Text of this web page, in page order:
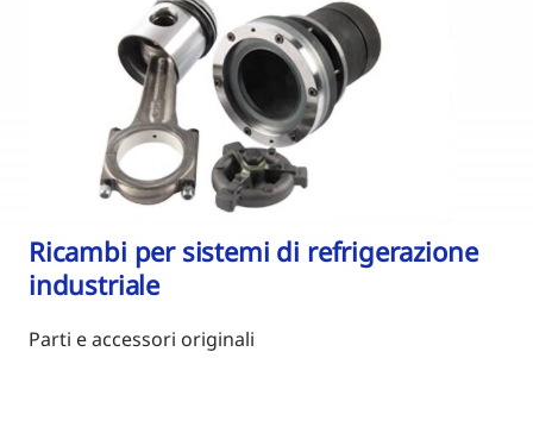
Ricambi per sistemi di refrigerazione
industriale
Parti e accessori originali